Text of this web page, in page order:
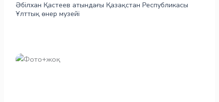
Әбілхан Қастеев атындағы Қазақстан Республикасы
Ұлттық өнер музейі